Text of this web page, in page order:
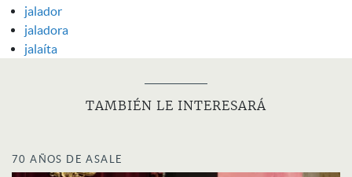
jalador
jaladora
jalaíta
TAMBIÉN LE INTERESARÁ
70 AÑOS DE ASALE